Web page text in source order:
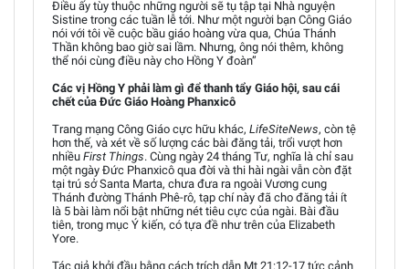
Điều ấy tùy thuộc những người sẽ tụ tập tại Nhà nguyện
Sistine trong các tuần lễ tới. Như một người bạn Công Giáo
nói với tôi về cuộc bầu giáo hoàng vừa qua, Chúa Thánh
Thần không bao giờ sai lầm. Nhưng, ông nói thêm, không
thể nói cùng điều này cho Hồng Y đoàn”
Các vị Hồng Y phải làm gì để thanh tẩy Giáo hội, sau cái
chết của Đức Giáo Hoàng Phanxicô
Trang mạng Công Giáo cực hữu khác, LifeSiteNews, còn tệ
hơn thế, và xét về số lượng các bài đăng tải, trổi vượt hơn
nhiều First Things. Cùng ngày 24 tháng Tư, nghĩa là chỉ sau
một ngày Đức Phanxicô qua đời và thi hài ngài vẫn còn đặt
tại trú sở Santa Marta, chưa đưa ra ngoài Vương cung
Thánh đường Thánh Phê-rô, tạp chí này đã cho đăng tải ít
là 5 bài làm nổi bật những nét tiêu cực của ngài. Bài đầu
tiên, trong mục Ý kiến, có tựa đề như trên của Elizabeth
Yore.
Tác giả khởi đầu bằng cách trích dẫn Mt 21:12-17 tức cảnh